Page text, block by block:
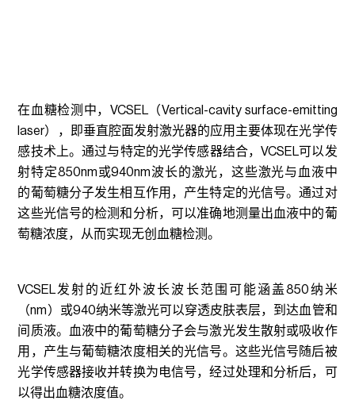
在血糖检测中，VCSEL（Vertical-cavity surface-emitting
laser），即垂直腔面发射激光器的应用主要体现在光学传
感技术上。通过与特定的光学传感器结合，VCSEL可以发
射特定850nm或940nm波长的激光，这些激光与血液中
的葡萄糖分子发生相互作用，产生特定的光信号。通过对
这些光信号的检测和分析，可以准确地测量出血液中的葡
萄糖浓度，从而实现无创血糖检测。
VCSEL发射的近红外波长波长范围可能涵盖850纳米
（nm）或940纳米等激光可以穿透皮肤表层，到达血管和
间质液。血液中的葡萄糖分子会与激光发生散射或吸收作
用，产生与葡萄糖浓度相关的光信号。这些光信号随后被
光学传感器接收并转换为电信号，经过处理和分析后，可
以得出血糖浓度值。